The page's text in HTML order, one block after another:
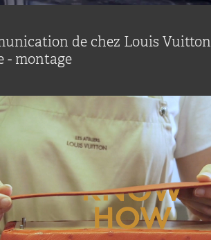
de chez Louis Vuitton
- montage